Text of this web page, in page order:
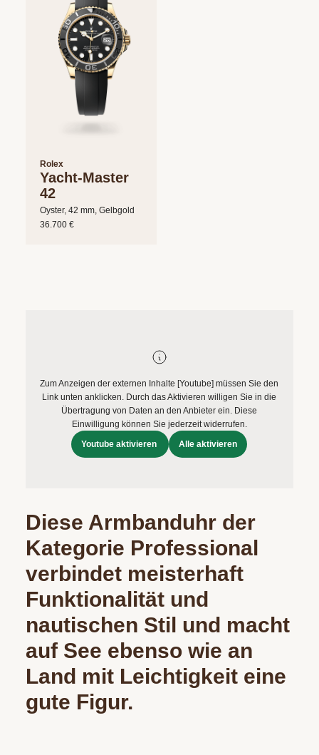
Rolex
Yacht-Master
42
Oyster, 42 mm, Gelbgold
36.700 €
Zum Anzeigen der externen Inhalte [Youtube] müssen Sie den
Link unten anklicken. Durch das Aktivieren willigen Sie in die
Übertragung von Daten an den Anbieter ein. Diese
Einwilligung können Sie jederzeit widerrufen.
Youtube aktivieren
Alle aktivieren
Diese Armbanduhr der
Kategorie Professional
verbindet meisterhaft
Funktionalität und
nautischen Stil und macht
auf See ebenso wie an
Land mit Leichtigkeit eine
gute Figur.